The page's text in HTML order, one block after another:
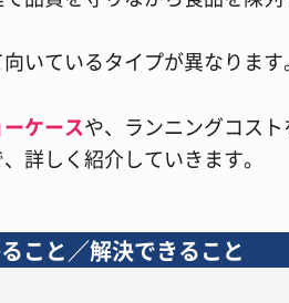
いているタイプが異なります
ケースや、ランニングコス
詳しく紹介していきます。
こと／解決できること